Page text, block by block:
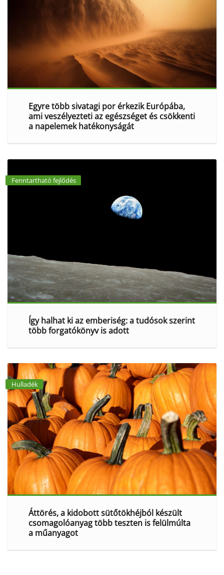
Egyre több sivatagi por érkezik Európába,
ami veszélyezteti az egészséget és csökkenti
a napelemek hatékonyságát
Fenntartható fejlődés
Így halhat ki az emberiség: a tudósok szerint
több forgatókönyv is adott
Hulladék
Áttörés, a kidobott sütőtökhéjból készült
csomagolóanyag több teszten is felülmúlta
a műanyagot